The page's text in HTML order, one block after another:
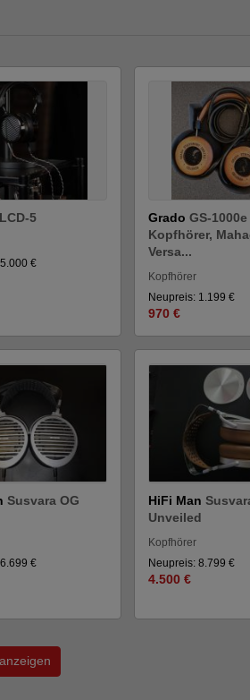
LCD-5
€
GradoGS-1000e
Kopfhörer,
Versa...
Kopfhörer
Neupreis: 1.199 €
970 €
Susvara OG
€
HiFi Man
Unveiled
Kopfhörer
Neupreis: 8.799 €
4.500 €